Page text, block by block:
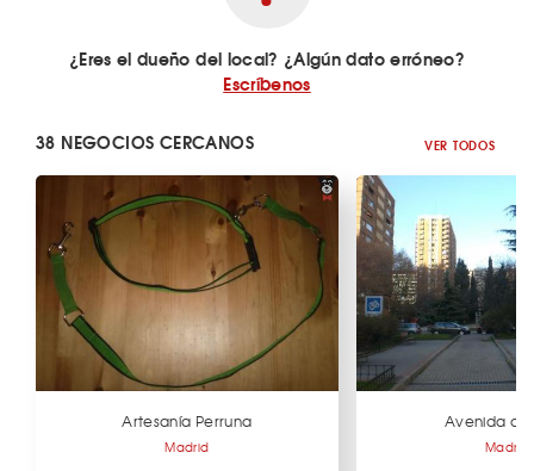
¿Eres el dueño del local? ¿Algún dato erróneo?
Escríbenos
38 NEGOCIOS CERCANOS VER TODOS
Artesanía Perruna
Madrid
Avenida de
Madrid